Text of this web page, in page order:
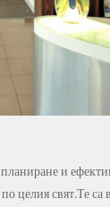
и
целия свят.Те са